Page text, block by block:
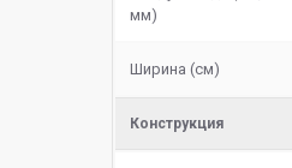
мм)
Ширина (см)
Конструкция